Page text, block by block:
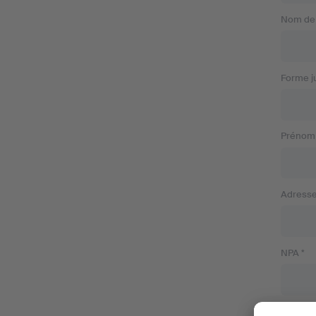
Nom
Forme
Prénom
NPA *